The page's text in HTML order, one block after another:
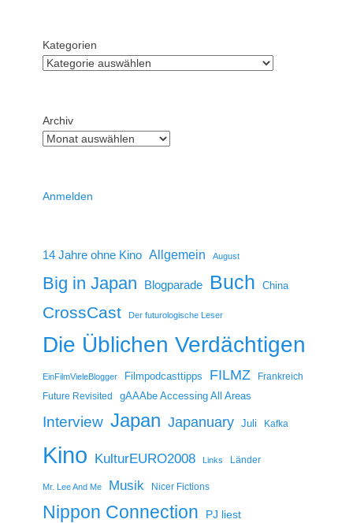
Kategorien
Archiv
Anmelden
14 Jahre ohne Kino Allgemein August
Big in Japan Blogparade Buch China
CrossCast Der futurologische Leser
Die Üblichen Verdächtigen
EinFilmVieleBlogger Filmpodcasttipps FILMZ
Frankreich
Future Revisited
gAAAbe Accessing All Areas
Interview Japan Japanuary Juli Kafka
Kino KulturEURO2008 Links Länder
Mr. Lee And Me Musik Nicer Fictions
Nippon Connection PJ liest